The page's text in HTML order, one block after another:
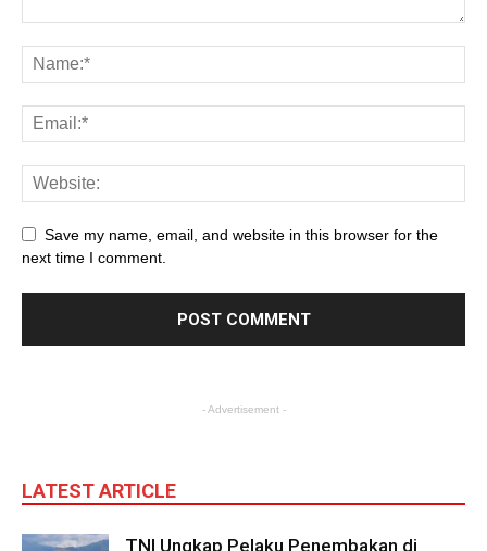
Save my name, email, and website in this browser for the
next time I comment.
- Advertisement -
LATEST ARTICLE
TNI Ungkap Pelaku Penembakan di